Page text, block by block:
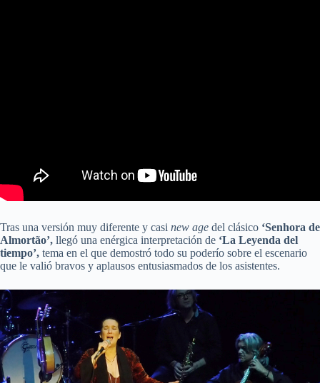
Tras una versión muy diferente y casi new age del clásico ‘Senhora de
Almortão’, llegó una enérgica interpretación de ‘La Leyenda del
tiempo’, tema en el que demostró todo su poderío sobre el escenario
que le valió bravos y aplausos entusiasmados de los asistentes.